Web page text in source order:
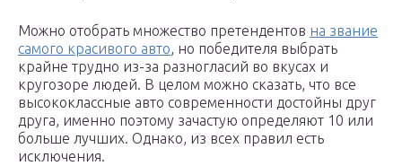
Можно отобрать множество претендентов на звание
самого красивого авто, но победителя выбрать
крайне трудно из-за разногласий во вкусах и
кругозоре людей. В целом можно сказать, что все
высококлассные авто современности достойны друг
друга, именно поэтому зачастую определяют 10 или
больше лучших. Однако, из всех правил есть
исключения.